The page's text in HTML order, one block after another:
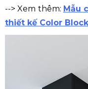
--> Xem thêm: Mẫu
thiết kế Color Block